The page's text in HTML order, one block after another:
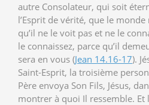
autre Consolateur, qui soit
l’Esprit de vérité, que le
qu’il ne le voit pas et ne le
le connaissez, parce qu’il
sera en vous (Jean 14.16-17).
Saint-Esprit, la troisième
Père envoya Son Fils, Jésus,
montrer à quoi Il ressemble. Et